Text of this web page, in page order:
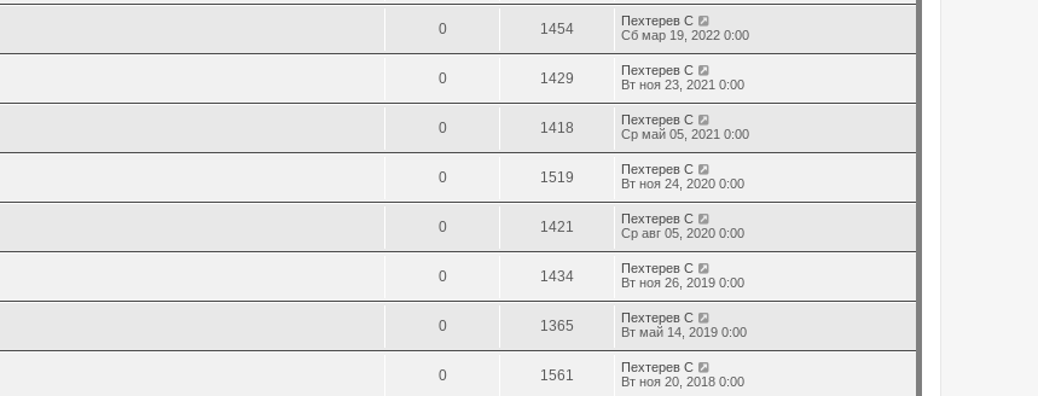
0 1454
Пехтерев С
Сб мар 19, 2022 0:00
0 1429
Пехтерев С
Вт ноя 23, 2021 0:00
0 1418
Пехтерев С
Ср май 05, 2021 0:00
0 1519
Пехтерев С
Вт ноя 24, 2020 0:00
0 1421
Пехтерев С
Ср авг 05, 2020 0:00
0 1434
Пехтерев С
Вт ноя 26, 2019 0:00
0 1365
Пехтерев С
Вт май 14, 2019 0:00
0 1561
Пехтерев С
Вт ноя 20, 2018 0:00